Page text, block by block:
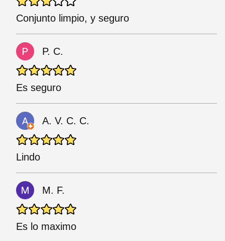
Conjunto limpio, y seguro
P. C.
Es seguro
A. V. C. C.
Lindo
M. F.
Es lo maximo